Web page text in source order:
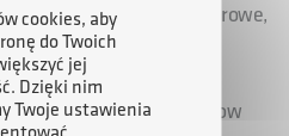
np. oprogramowanie biurowe,
operacyjne
prawa do chronionych
scalonych, know-how
cookies, aby
do Twoich
jej
Dzięki nim
Twoje ustawienia